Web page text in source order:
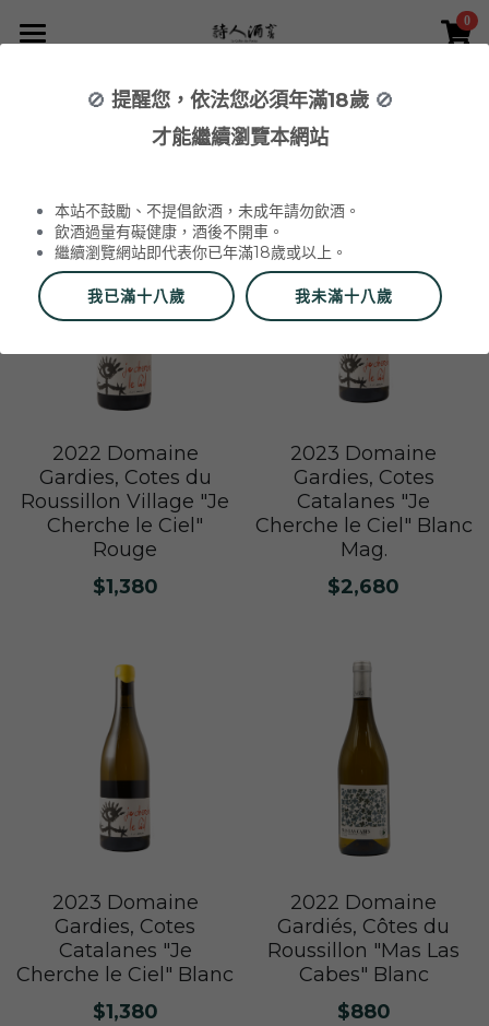
0
葡萄酒 Wines
2026 中秋精選禮盒
雙瓶禮盒
單瓶禮盒
2026 Labet 套組
阿爾薩斯 Alsace
Du Vin aux Liens
Domaine Schoffit
F. Meyer
香檳區 Champagne
Champagne Barrat-Masson
Champagne Bauget-Jouette
Champagne A.Bergère
Domaine Daniel-Etienne Defaix
Bailly Lapierre
布根地 Bourgogne - 夜丘區 Côte de
Nuits
Domaine Tortochot
Alain Hudelot-Noëllat
Recrue des Sens
Aurélien Verdet
Domaine Dugat-Py
Antoine Lienhardt
Domaine Audiffred
布根地 Bourgogne - 伯恩丘 Côte de
Beaune-1
Domaine Jacques Prieur
Pierre Girardin
Maxime Dubuet-Boillot
Domaine Nicolas Rossignol
Justin Girardin
Domaine Bonnardot
Albert Morot
布根地 Bourgogne - 夏隆內丘 Côte
Chalonnaise
Les Champs de Thémis
布根地 Bourgogne - 馬貢內 Mâconnais
Roc Breïa
Domaine du Clos des Rocs
Domaine Nicolas Maillet
薄酒萊 Beaujolais
Domaine Saint-Cyr
Bonnet Cotton
侏羅與薩瓦區 Jura et Savoie
Les Bottes Rouges
Maison Philippe Grisard
Catherine et Patrick Bottex
隆河 Rhône
Château Fortia
Cros des Calades
波爾多 Bordeaux
Domaine des Graves d Ardonnéau
普羅旺斯 Provence
最新消息 News
酒莊 Wineries
威石東聯名 Bī-lâi II
酒器 Accessories
夥伴 Partners
搜索
2026 中秋精選禮盒 2026 Labet 套組
2022 Domaine
Gardies, Cotes du
Roussillon Village "Je
Cherche le Ciel"
Rouge
$1,380
2023 Domaine
Gardies, Cotes
Catalanes "Je
Cherche le Ciel" Blanc
Mag.
$2,680
2023 Domaine
Gardies, Cotes
Catalanes "Je
Cherche le Ciel" Blanc
$1,380
2022 Domaine
Gardiés, Côtes du
Roussillon "Mas Las
Cabes" Blanc
$880
×
商品分類 ×
部落格分類
🚫 提醒您，依法您必須年滿18歲 🚫
才能繼續瀏覽本網站
本站不鼓勵、不提倡飲酒，未成年請勿飲酒。
飲酒過量有礙健康，酒後不開車。
繼續瀏覽網站即代表你已年滿18歲或以上。
我已滿十八歲 我未滿十八歲